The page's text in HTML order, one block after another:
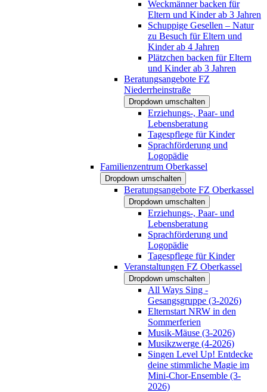
Weckmänner backen für
Eltern und Kinder ab 3 Jahren
Schuppige Gesellen – Natur
zu Besuch für Eltern und
Kinder ab 4 Jahren
Plätzchen backen für Eltern
und Kinder ab 3 Jahren
Beratungsangebote FZ
Niederrheinstraße
Dropdown umschalten
Erziehungs-, Paar- und
Lebensberatung
Tagespflege für Kinder
Sprachförderung und
Logopädie
Familienzentrum Oberkassel
Dropdown umschalten
Beratungsangebote FZ Oberkassel
Dropdown umschalten
Erziehungs-, Paar- und
Lebensberatung
Sprachförderung und
Logopädie
Tagespflege für Kinder
Veranstaltungen FZ Oberkassel
Dropdown umschalten
All Ways Sing -
Gesangsgruppe (3-2026)
Elternstart NRW in den
Sommerferien
Musik-Mäuse (3-2026)
Musikzwerge (4-2026)
Singen Level Up! Entdecke
deine stimmliche Magie im
Mini-Chor-Ensemble (3-
2026)